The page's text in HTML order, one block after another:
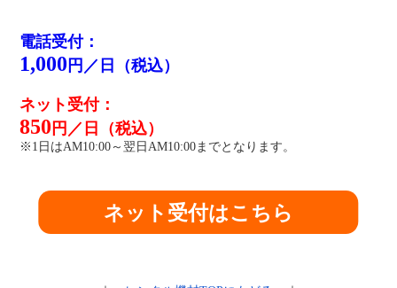
電話受付：
1,000 円／日（税込）
ネット受付：
850 円／日（税込）
※1日はAM10:00～翌日AM10:00までとなります。
ネット受付はこちら